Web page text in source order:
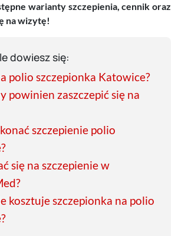
warianty szczepienia, cennik oraz
na wizytę!
dowiesz się:
polio szczepionka Katowice?
powinien zaszczepić się na
szczepienie polio
się na szczepienie w
kosztuje szczepionka na polio